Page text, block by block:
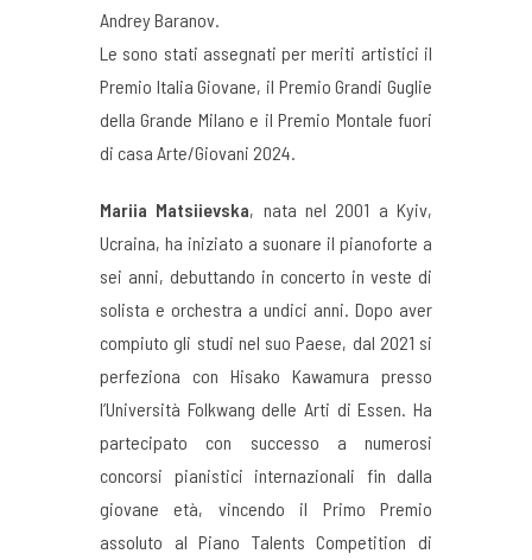
Andrey Baranov.
Le sono stati assegnati per meriti artistici il
Premio Italia Giovane, il Premio Grandi Guglie
della Grande Milano e il Premio Montale fuori
di casa Arte/Giovani 2024.
Mariia Matsiievska, nata nel 2001 a Kyiv,
Ucraina, ha iniziato a suonare il pianoforte a
sei anni, debuttando in concerto in veste di
solista e orchestra a undici anni. Dopo aver
compiuto gli studi nel suo Paese, dal 2021 si
perfeziona con Hisako Kawamura presso
l’Università Folkwang delle Arti di Essen. Ha
partecipato con successo a numerosi
concorsi pianistici internazionali fin dalla
giovane età, vincendo il Primo Premio
assoluto al Piano Talents Competition di